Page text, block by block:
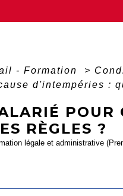
- Formation >
d'intempéries :
POUR
RÈGLES ?
légale et administrative